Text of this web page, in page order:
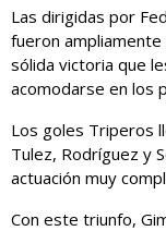
Las dirigidas por
fueron
sólida victoria que
acomodarse en los
Los goles Triperos
Tulez, Rodríguez y
actuación muy
Con este triunfo,